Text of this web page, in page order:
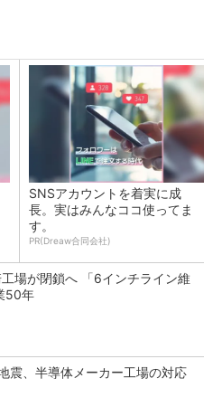
SNSアカウントを着実に成
長。実はみんなココ使ってま
す。
PR(Dreaw合同会社)
場が閉鎖へ 「6インチライン維
50年
震、半導体メーカー工場の対応